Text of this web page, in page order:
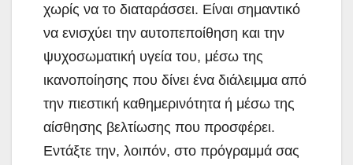
χωρίς να το διαταράσσει. Είναι σημαντικό
να ενισχύει την αυτοπεποίθηση και την
ψυχοσωματική υγεία του, μέσω της
ικανοποίησης που δίνει ένα διάλειμμα από
την πιεστική καθημερινότητα ή μέσω της
αίσθησης βελτίωσης που προσφέρει.
Εντάξτε την, λοιπόν, στο πρόγραμμά σας